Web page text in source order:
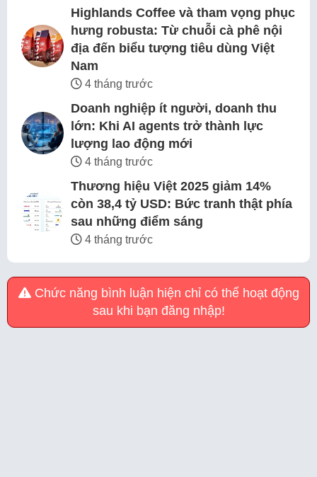
Highlands Coffee và tham vọng phục
hưng robusta: Từ chuỗi cà phê nội
địa đến biểu tượng tiêu dùng Việt
Nam
4 tháng trước
Doanh nghiệp ít người, doanh thu
lớn: Khi AI agents trở thành lực
lượng lao động mới
4 tháng trước
Thương hiệu Việt 2025 giảm 14%
còn 38,4 tỷ USD: Bức tranh thật phía
sau những điểm sáng
4 tháng trước
Chức năng bình luận hiện chỉ có thể hoạt động
sau khi bạn đăng nhập!